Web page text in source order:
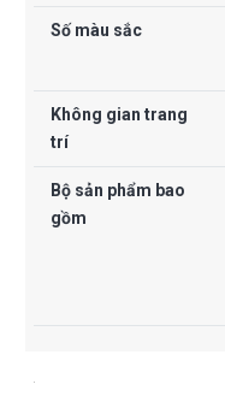
Số màu sắc
Không gian trang
trí
Bộ sản phẩm bao
gồm